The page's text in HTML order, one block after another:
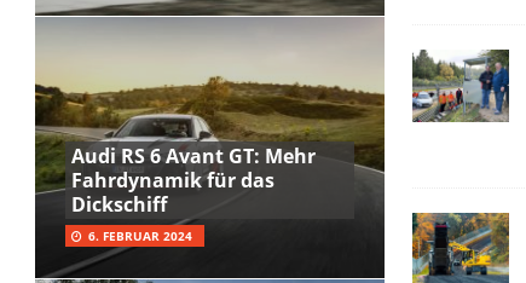
Audi RS 6 Avant GT: Mehr
Fahrdynamik für das
Dickschiff
6. FEBRUAR 2024